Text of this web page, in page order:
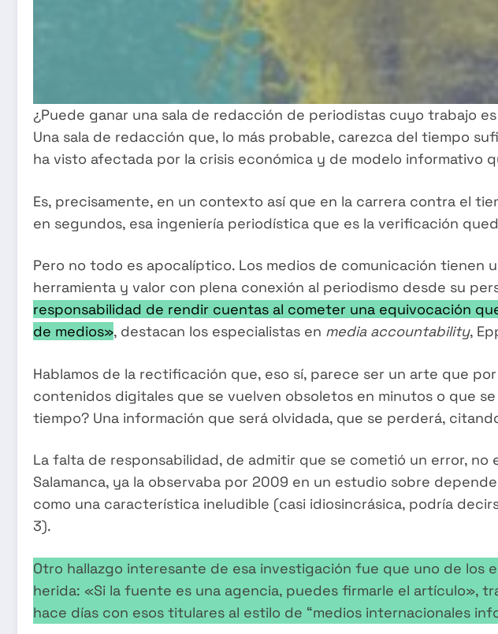
¿Puede ganar una sala de redacción de periodistas cuyo trabajo
Una sala de redacción que, lo más probable, carezca del tiempo
ha visto afectada por la crisis económica y de modelo informativo
Es, precisamente, en un contexto así que en la carrera contra el
en segundos, esa ingeniería periodística que es la verificación
Pero no todo es apocalíptico. Los medios de comunicación tienen
herramienta y valor con plena conexión al periodismo desde su
responsabilidad de rendir cuentas al cometer una equivocación
de medios», destacan los especialistas en media accountability,
Hablamos de la rectificación que, eso sí, parece ser un arte que
contenidos digitales que se vuelven obsoletos en minutos o que
tiempo? Una información que será olvidada, que se perderá,
La falta de responsabilidad, de admitir que se cometió un error,
Salamanca, ya la observaba por 2009 en un estudio sobre
como una característica ineludible (casi idiosincrásica, podría
3).
Otro hallazgo interesante de esa investigación fue que uno de
herida: «Si la fuente es una agencia, puedes firmarle el artículo»,
hace días con esos titulares al estilo de “medios internacionales